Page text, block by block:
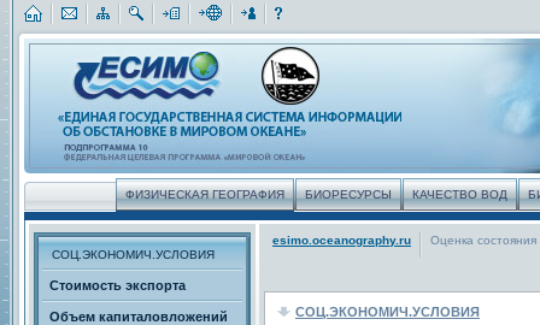
ФИЗИЧЕСКАЯ ГЕОГРАФИЯ БИОРЕСУРСЫ КАЧЕСТВО ВОД
СОЦ.ЭКОНОМИЧ.УСЛОВИЯ
Стоимость экспорта
Объем капиталовложений
esimo.oceanography.ru Оценка
СОЦ.ЭКОНОМИЧ.УСЛОВИЯ